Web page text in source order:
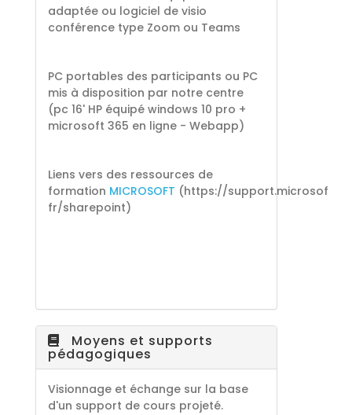
adaptée ou logiciel de visio
conférence type Zoom ou Teams
PC portables des participants ou PC
mis à disposition par notre centre
(pc 16' HP équipé windows 10 pro +
microsoft 365 en ligne - Webapp)
Liens vers des ressources de
formation MICROSOFT (https://
fr/sharepoint)
Moyens et supports
pédagogiques
Visionnage et échange sur la base
d'un support de cours projeté.